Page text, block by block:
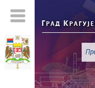
Г РАД К